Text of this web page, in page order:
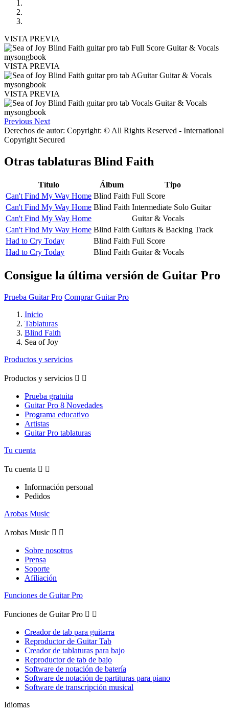
VISTA PREVIA
VISTA PREVIA
VISTA PREVIA
Previous Next
Derechos de autor: Copyright: © All Rights Reserved - International
Copyright Secured
Otras tablaturas Blind Faith
Título Álbum
Tipo
Can't Find My Way Home Blind Faith Full Score
Can't Find My Way Home Blind Faith Intermediate Solo Guitar
Can't Find My Way Home
Guitar & Vocals
Can't Find My Way Home Blind Faith Guitars & Backing Track
Had to Cry Today
Blind Faith Full Score
Had to Cry Today
Blind Faith Guitar & Vocals
Consigue la última versión de Guitar Pro
Prueba Guitar Pro Comprar Guitar Pro
Inicio
Tablaturas
Blind Faith
Sea of Joy
Productos y servicios
Productos y servicios  
Prueba gratuita
Guitar Pro 8 Novedades
Programa educativo
Artistas
Guitar Pro tablaturas
Tu cuenta
Tu cuenta  
Información personal
Pedidos
Arobas Music
Arobas Music  
Sobre nosotros
Prensa
Soporte
Afiliación
Funciones de Guitar Pro
Funciones de Guitar Pro  
Creador de tab para guitarra
Reproductor de Guitar Tab
Creador de tablaturas para bajo
Reproductor de tab de bajo
Software de notación de batería
Software de notación de partituras para piano
Software de transcripción musical
Idiomas